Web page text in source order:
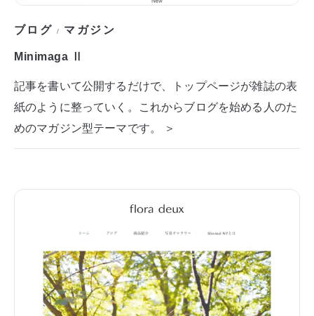
ブログ / マガジン
Minimaga Ⅱ
記事を書いて公開するだけで、トップページが雑誌の表
紙のように整っていく。これからブログを始める人のた
めのマガジン型テーマです。 ＞